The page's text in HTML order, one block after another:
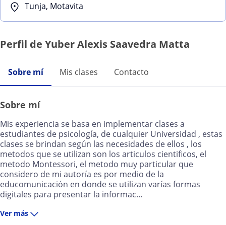
Tunja, Motavita
Perfil de Yuber Alexis Saavedra Matta
Sobre mí Mis clases Contacto
Sobre mí
Mis experiencia se basa en implementar clases a
estudiantes de psicología, de cualquier Universidad , estas
clases se brindan según las necesidades de ellos , los
metodos que se utilizan son los articulos cientificos, el
metodo Montessori, el metodo muy particular que
considero de mi autoría es por medio de la
educomunicación en donde se utilizan varías formas
digitales para presentar la informac...
Ver más